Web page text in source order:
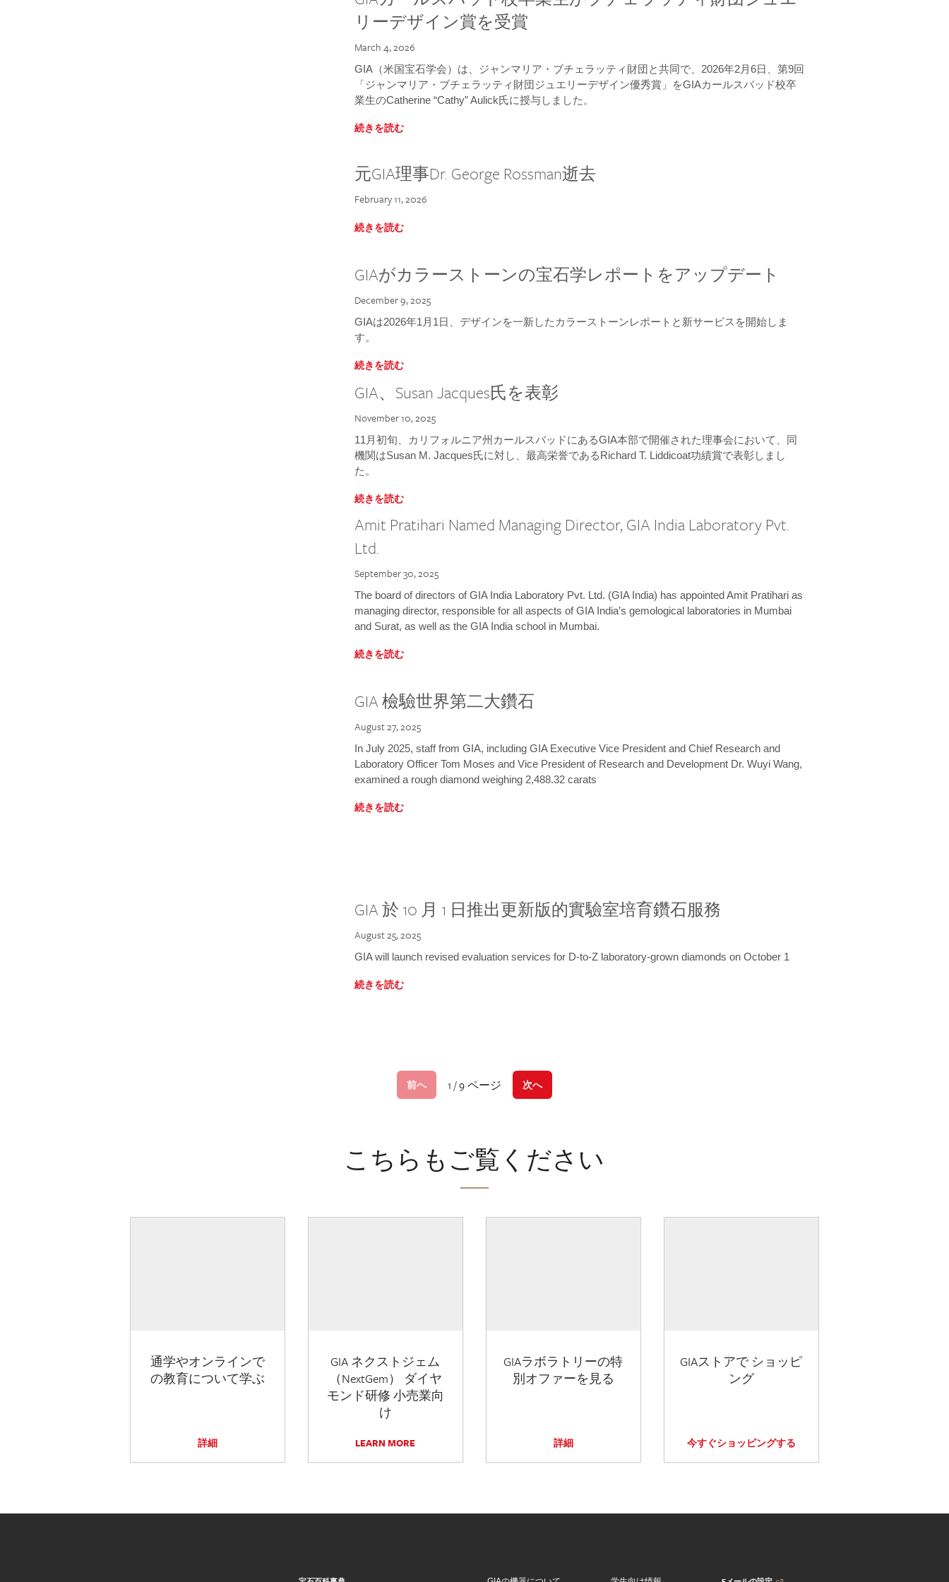
リーデザイン賞を受賞
March 4, 2026
GIA（米国宝石学会）は、ジャンマリア・ブチェラッティ財団と共同で、2026年2月6日、第9回
「ジャンマリア・ブチェラッティ財団ジュエリーデザイン優秀賞」をGIAカールスバッド校卒
業生のCatherine “Cathy” Aulick氏に授与しました。
続きを読む
元GIA理事Dr. George Rossman逝去
February 11, 2026
続きを読む
GIAがカラーストーンの宝石学レポートをアップデート
December 9, 2025
GIAは2026年1月1日、デザインを一新したカラーストーンレポートと新サービスを開始しま
す。
続きを読む
GIA、Susan Jacques氏を表彰
November 10, 2025
11月初旬、カリフォルニア州カールスバッドにあるGIA本部で開催された理事会において、同
機関はSusan M. Jacques氏に対し、最高栄誉であるRichard T. Liddicoat功績賞で表彰しまし
た。
続きを読む
Amit Pratihari Named Managing Director, GIA India Laboratory Pvt.
Ltd.
September 30, 2025
The board of directors of GIA India Laboratory Pvt. Ltd. (GIA India) has appointed Amit Pratihari as
managing director, responsible for all aspects of GIA India’s gemological laboratories in Mumbai
and Surat, as well as the GIA India school in Mumbai.
続きを読む
GIA 檢驗世界第二大鑽石
August 27, 2025
In July 2025, staff from GIA, including GIA Executive Vice President and Chief Research and
Laboratory Officer Tom Moses and Vice President of Research and Development Dr. Wuyi Wang,
examined a rough diamond weighing 2,488.32 carats
続きを読む
GIA 於 10 月 1 日推出更新版的實驗室培育鑽石服務
August 25, 2025
GIA will launch revised evaluation services for D-to-Z laboratory-grown diamonds on October 1
続きを読む
前へ 1 / 9 ページ 次へ
こちらもご覧ください
通学やオンラインで
の教育について学ぶ
詳細
GIA ネクストジェム
（NextGem） ダイヤ
モンド研修 小売業向
け
LEARN MORE
GIAラボラトリーの特
別オファーを見る
詳細
GIAストアで ショッピ
ング
今すぐショッピングする